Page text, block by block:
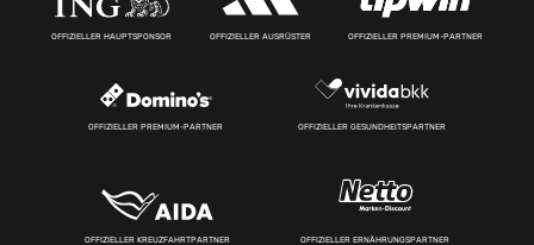
OFFIZIELLER HAUPTSPONSOR OFFIZIELLER AUSRÜSTER OFFIZIELLER PREMIUM-PARTNER
OFFIZIELLER PREMIUM-PARTNER OFFIZIELLER GESUNDHEITSPARTNER
OFFIZIELLER KREUZFAHRTPARTNER OFFIZIELLER ERNÄHRUNGSPARTNER